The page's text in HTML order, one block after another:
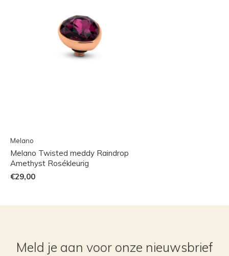
Melano
Melano Twisted meddy Raindrop
Amethyst Rosékleurig
€29,00
Meld je aan voor onze nieuwsbrief